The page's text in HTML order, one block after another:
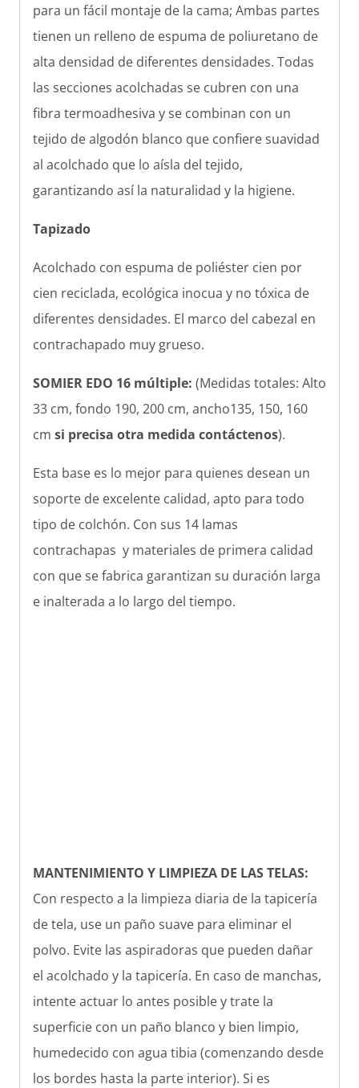
para un fácil montaje de la cama; Ambas partes
tienen un relleno de espuma de poliuretano de
alta densidad de diferentes densidades. Todas
las secciones acolchadas se cubren con una
fibra termoadhesiva y se combinan con un
tejido de algodón blanco que confiere suavidad
al acolchado que lo aísla del tejido,
garantizando así la naturalidad y la higiene.
Tapizado
Acolchado con espuma de poliéster cien por
cien reciclada, ecológica inocua y no tóxica de
diferentes densidades. El marco del cabezal en
contrachapado muy grueso.
SOMIER EDO 16 múltiple: (Medidas totales: Alto
33 cm, fondo 190, 200 cm, ancho135, 150, 160
cm si precisa otra medida contáctenos).
Esta base es lo mejor para quienes desean un
soporte de excelente calidad, apto para todo
tipo de colchón. Con sus 14 lamas
contrachapas y materiales de primera calidad
con que se fabrica garantizan su duración larga
e inalterada a lo largo del tiempo.
MANTENIMIENTO Y LIMPIEZA DE LAS TELAS:
Con respecto a la limpieza diaria de la tapicería
de tela, use un paño suave para eliminar el
polvo. Evite las aspiradoras que pueden dañar
el acolchado y la tapicería. En caso de manchas,
intente actuar lo antes posible y trate la
superficie con un paño blanco y bien limpio,
humedecido con agua tibia (comenzando desde
los bordes hasta la parte interior). Si es